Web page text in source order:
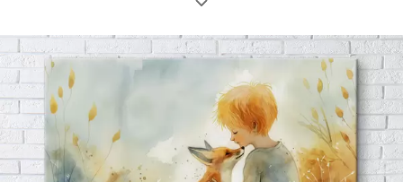
ілюстрація
Формат зображення
Картини Для кухні
Найпопулярніші